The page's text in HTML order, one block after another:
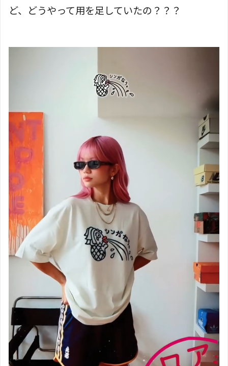
ど、どうやって用を足していたの？？？